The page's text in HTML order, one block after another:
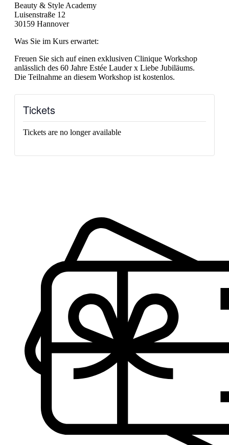
Beauty & Style Academy
Luisenstraße 12
30159 Hannover
Was Sie im Kurs erwartet:
Freuen Sie sich auf einen exklusiven Clinique Workshop
anlässlich des 60 Jahre Estée Lauder x Liebe Jubiläums.
Die Teilnahme an diesem Workshop ist kostenlos.
Tickets
Tickets are no longer available